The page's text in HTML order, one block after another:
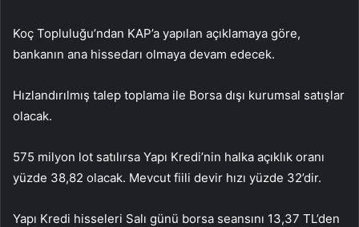
Koç Topluluğu’ndan KAP’a yapılan açıklamaya göre,
bankanın ana hissedarı olmaya devam edecek.
Hızlandırılmış talep toplama ile Borsa dışı kurumsal satışlar
olacak.
575 milyon lot satılırsa Yapı Kredi’nin halka açıklık oranı
yüzde 38,82 olacak. Mevcut fiili devir hızı yüzde 32’dir.
Yapı Kredi hisseleri Salı günü borsa seansını 13,37 TL’den